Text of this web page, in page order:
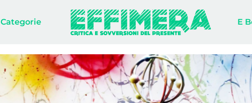
Categorie E